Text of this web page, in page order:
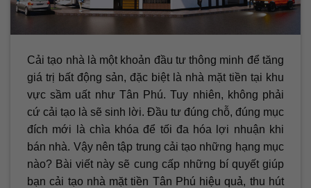
Cải tạo nhà là một khoản đầu tư thông minh để tăng
giá trị bất động sản, đặc biệt là nhà mặt tiền tại khu
vực sầm uất như Tân Phú. Tuy nhiên, không phải
cứ cải tạo là sẽ sinh lời. Đầu tư đúng chỗ, đúng mục
đích mới là chìa khóa để tối đa hóa lợi nhuận khi
bán nhà. Vậy nên tập trung cải tạo những hạng mục
nào? Bài viết này sẽ cung cấp những bí quyết giúp
bạn cải tạo nhà mặt tiền Tân Phú hiệu quả, thu hút